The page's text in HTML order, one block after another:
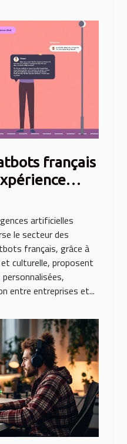
français
des
artificielles
le secteur des
français, grâce à
culturelle, proposent
entre entreprises et...